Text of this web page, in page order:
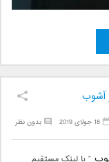
آشوب
بدون نظر 18 جولای 2019